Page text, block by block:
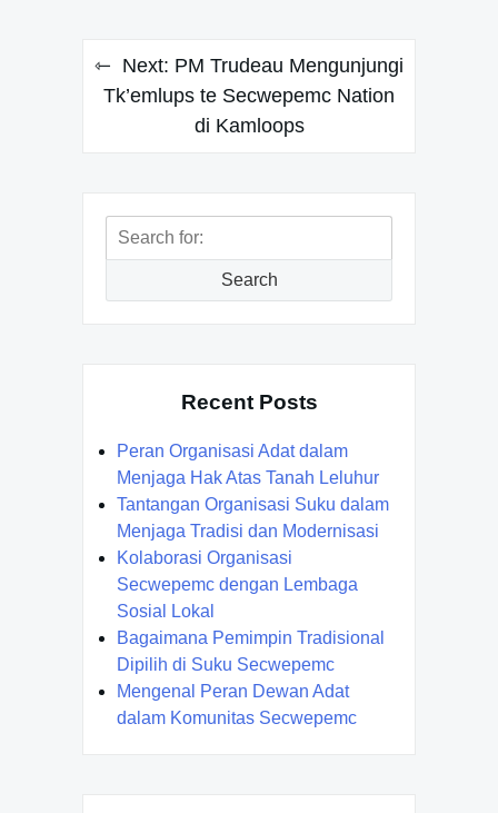
Next: PM Trudeau Mengunjungi
Tk’emlups te Secwepemc Nation
di Kamloops
Search
Search
Recent Posts
Peran Organisasi Adat dalam
Menjaga Hak Atas Tanah Leluhur
Tantangan Organisasi Suku dalam
Menjaga Tradisi dan Modernisasi
Kolaborasi Organisasi
Secwepemc dengan Lembaga
Sosial Lokal
Bagaimana Pemimpin Tradisional
Dipilih di Suku Secwepemc
Mengenal Peran Dewan Adat
dalam Komunitas Secwepemc